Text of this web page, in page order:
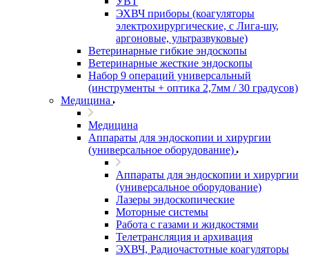
ЭХВЧ приборы (коагуляторы
электрохирургические, с Лига-шу,
аргоновые, ультразвуковые)
Ветеринарные гибкие эндоскопы
Ветеринарные жесткие эндоскопы
Набор 9 операций универсальный
(инструменты + оптика 2,7мм / 30 градусов)
Медицина
Медицина
Аппараты для эндоскопии и хирургии
(универсальное оборудование)
Аппараты для эндоскопии и хирургии
(универсальное оборудование)
Лазеры эндоскопические
Моторные системы
Работа с газами и жидкостями
Телетрансляция и архивация
ЭХВЧ, Радиочастотные коагуляторы